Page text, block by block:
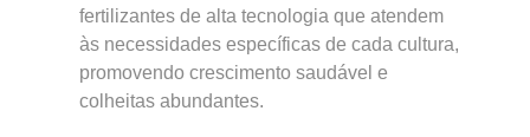
fertilizantes de alta tecnologia que atendem
às necessidades específicas de cada cultura,
promovendo crescimento saudável e
colheitas abundantes.